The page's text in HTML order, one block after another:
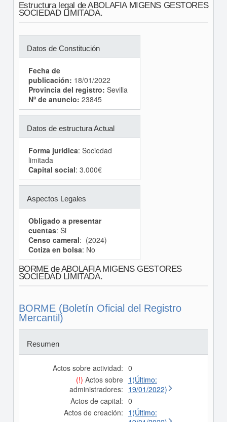
Estructura legal de ABOLAFIA MIGENS GESTORES
SOCIEDAD LIMITADA.
Datos de Constitución
Fecha de
publicación: 18/01/2022
Provincia del registro: Sevilla
Nº de anuncio: 23845
Datos de estructura Actual
Forma jurídica: Sociedad
limitada
Capital social: 3.000€
Aspectos Legales
Obligado a presentar
cuentas: Si
Censo cameral: (2024)
Cotiza en bolsa: No
BORME de ABOLAFIA MIGENS GESTORES
SOCIEDAD LIMITADA.
BORME (Boletín Oficial del Registro
Mercantil)
Resumen
Actos sobre actividad: 0
(!) Actos sobre
administradores:
1(Último:
19/01/2022)
Actos de capital: 0
Actos de creación: 1(Último: